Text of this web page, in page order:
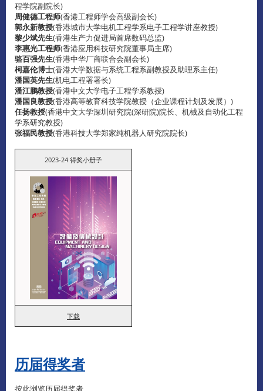
程学院副院长)
周健德工程师(香港工程师学会高级副会长)
郭永新教授(香港城市大学电机工程学系电子工程学讲座教授)
黎少斌先生(香港生产力促进局首席数码总监)
李惠光工程师(香港应用科技研究院董事局主席)
骆百强先生(香港中华厂商联合会副会长)
柯嘉伦博士(香港大学数据与系统工程系副教授及助理系主任)
潘国英先生(机电工程署署长)
潘江鹏教授(香港中文大学电子工程学系教授)
潘国良教授(香港高等教育科技学院教授（企业课程计划及发展）)
任扬教授(香港中文大学深圳研究院(深研院)院长、机械及自动化工程
学系研究教授)
张福民教授(香港科技大学郑家纯机器人研究院院长)
2023-24 得奖小册子
下载
历届得奖者
按此浏览历届得奖者